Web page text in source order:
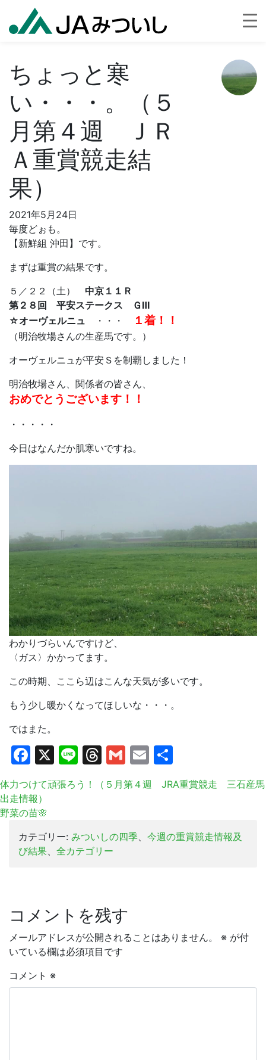
ちょっと寒
い・・・。（５
月第４週 ＪＲ
Ａ重賞競走結
果）
2021年5月24日
毎度どぉも。
【新鮮組 沖田】です。
まずは重賞の結果です。
５／２２（土） 中京１１Ｒ
第２８回 平安ステークス ＧⅢ
☆オーヴェルニュ ・・・ １着！！
（明治牧場さんの生産馬です。）
オーヴェルニュが平安Ｓを制覇しました！
明治牧場さん、関係者の皆さん、
おめでとうございます！！
・・・・・
今日はなんだか肌寒いですね。
わかりづらいんですけど、
〈ガス〉かかってます。
この時期、ここら辺はこんな天気が多いです。
もう少し暖かくなってほしいな・・・。
ではまた。
Facebook
X LineThreads
Gmail
Email
有
体力つけて頑張ろう！（５月第４週 JRA重賞競走 三石産馬
出走情報）
野菜の苗🌸
カテゴリー: みついしの四季
今週の重賞競走情報及
び結果
全カテゴリー
コメントを残す
メールアドレスが公開されることはありません。 ※ が付
いている欄は必須項目です
コメント ※